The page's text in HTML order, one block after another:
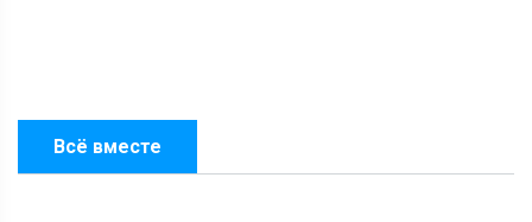
Всё вместе